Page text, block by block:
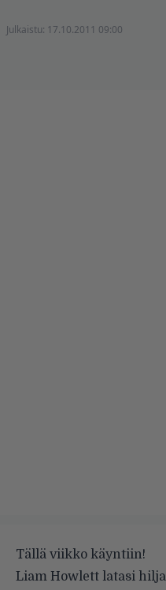
Julkaistu: 17.10.2011 09:00
Tällä viikko käyntiin!
Liam Howlett latasi